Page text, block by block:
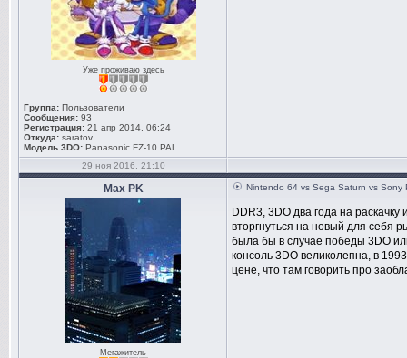
Уже проживаю здесь
Группа: Пользователи
Сообщения: 93
Регистрация: 21 апр 2014, 06:24
Откуда: saratov
Модель 3DO: Panasonic FZ-10 PAL
29 ноя 2016, 21:10
Max PK
Мегажитель
Nintendo 64 vs Sega Saturn vs Sony
DDR3, 3DO два года на
вторгнуться на новый для себя
была бы в случае победы 3DO
консоль 3DO великолепна, в
цене, что там говорить про